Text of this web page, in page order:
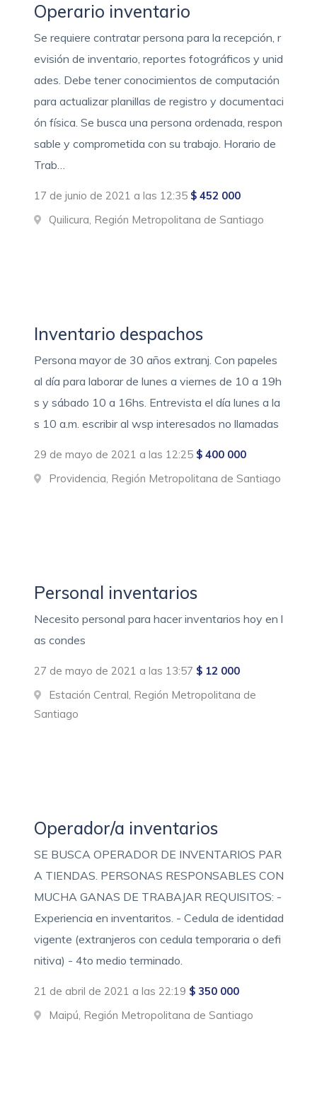
Operario inventario
Se requiere contratar persona para la recepción, r
evisión de inventario, reportes fotográficos y unid
ades. Debe tener conocimientos de computación
para actualizar planillas de registro y documentaci
ón física. Se busca una persona ordenada, respon
sable y comprometida con su trabajo. Horario de
Trab…
17 de junio de 2021 a las 12:35 $ 452 000
Quilicura, Región Metropolitana de Santiago
Inventario despachos
Persona mayor de 30 años extranj. Con papeles
al día para laborar de lunes a viernes de 10 a 19h
s y sábado 10 a 16hs. Entrevista el día lunes a la
s 10 a.m. escribir al wsp interesados no llamadas
29 de mayo de 2021 a las 12:25 $ 400 000
Providencia, Región Metropolitana de Santiago
Personal inventarios
Necesito personal para hacer inventarios hoy en l
as condes
27 de mayo de 2021 a las 13:57 $ 12 000
Estación Central, Región Metropolitana de
Santiago
Operador/a inventarios
SE BUSCA OPERADOR DE INVENTARIOS PAR
A TIENDAS. PERSONAS RESPONSABLES CON
MUCHA GANAS DE TRABAJAR REQUISITOS: -
Experiencia en inventaritos. - Cedula de identidad
vigente (extranjeros con cedula temporaria o defi
nitiva) - 4to medio terminado.
21 de abril de 2021 a las 22:19 $ 350 000
Maipú, Región Metropolitana de Santiago